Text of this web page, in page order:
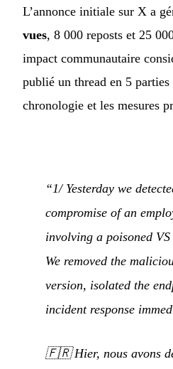
L’annonce initiale sur X a
vues, 8 000 reposts et 25
impact communautaire
publié un thread en 5
chronologie et les mesures
“1/ Yesterday we
compromise of an
involving a poisoned VS
We removed the
version, isolated the
incident response
🇫🇷Hier, nous avons